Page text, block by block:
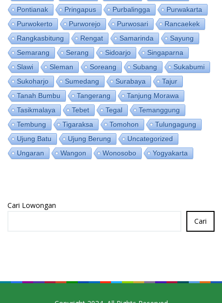
Pontianak
Pringapus Purbalingga
Purwakarta
Purwokerto
Purworejo Purwosari
Rancaekek
Rangkasbitung
Rengat Samarinda
Sayung
Semarang
Serang Sidoarjo
Singaparna
Slawi
Sleman Soreang Subang
Sukabumi
Sukoharjo
Sumedang Surabaya
Tajur
Tanah Bumbu
Tangerang
Tanjung Morawa
Tasikmalaya
Tebet Tegal
Temanggung
Tembung
Tigaraksa Tomohon
Tulungagung
Ujung Batu
Ujung Berung
Uncategorized
Ungaran
Wangon Wonosobo Yogyakarta
Cari Lowongan
Cari